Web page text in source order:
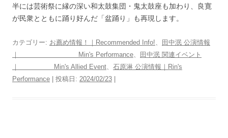
半には芸術祭に縁の深い和太鼓集団・鬼太鼓座も加わり、良寛
が民衆とともに踊り好んだ「盆踊り」も再現します。
カテゴリー: お薦め情報！｜Recommended Info!
田中泯 公演情報
｜ Min's Performance
田中泯 関連イベント
｜ Min's Allied Event
石原淋 公演情報｜Rin's
Performance | 投稿日: 2024/02/23